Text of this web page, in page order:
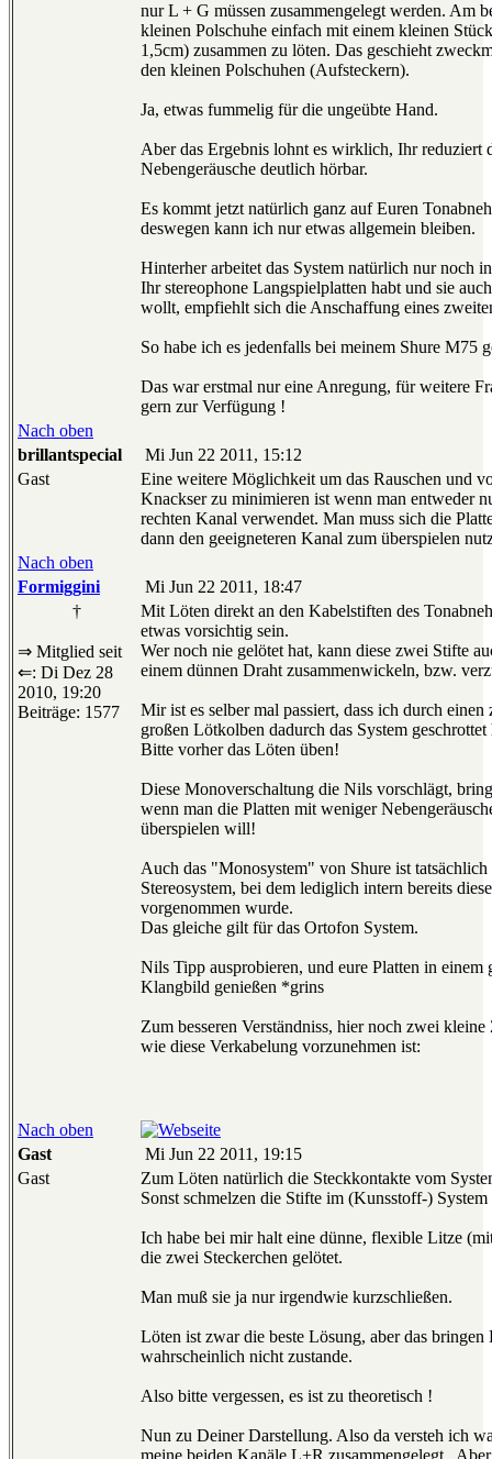
nur L + G müssen zusammengelegt werden. Am
kleinen Polschuhe einfach mit einem kleinen
1,5cm) zusammen zu löten. Das geschieht
den kleinen Polschuhen (Aufsteckern).
Ja, etwas fummelig für die ungeübte Hand.
Aber das Ergebnis lohnt es wirklich, Ihr reduziert
Nebengeräusche deutlich hörbar.
Es kommt jetzt natürlich ganz auf Euren
deswegen kann ich nur etwas allgemein bleiben.
Hinterher arbeitet das System natürlich nur noch
Ihr stereophone Langspielplatten habt und sie
wollt, empfiehlt sich die Anschaffung eines
So habe ich es jedenfalls bei meinem Shure M75
Das war erstmal nur eine Anregung, für weitere
gern zur Verfügung !
Nach oben
brillantspecial
Mi Jun 22 2011, 15:12
Gast
Eine weitere Möglichkeit um das Rauschen und
Knackser zu minimieren ist wenn man entweder
rechten Kanal verwendet. Man muss sich die
dann den geeigneteren Kanal zum überspielen
Nach oben
Formiggini
Mi Jun 22 2011, 18:47
†
⇒ Mitglied seit
⇐: Di Dez 28
2010, 19:20
Beiträge: 1577
Mit Löten direkt an den Kabelstiften des
etwas vorsichtig sein.
Wer noch nie gelötet hat, kann diese zwei Stifte
einem dünnen Draht zusammenwickeln, bzw.
Mir ist es selber mal passiert, dass ich durch einen
großen Lötkolben dadurch das System geschrottet
Bitte vorher das Löten üben!
Diese Monoverschaltung die Nils vorschlägt,
wenn man die Platten mit weniger
überspielen will!
Auch das "Monosystem" von Shure ist tatsächlich
Stereosystem, bei dem lediglich intern bereits
vorgenommen wurde.
Das gleiche gilt für das Ortofon System.
Nils Tipp ausprobieren, und eure Platten in einem
Klangbild genießen *grins
Zum besseren Verständniss, hier noch zwei
wie diese Verkabelung vorzunehmen ist:
Nach oben
Gast
Mi Jun 22 2011, 19:15
Gast
Zum Löten natürlich die Steckkontakte vom
Sonst schmelzen die Stifte im (Kunsstoff-)
Ich habe bei mir halt eine dünne, flexible Litze
die zwei Steckerchen gelötet.
Man muß sie ja nur irgendwie kurzschließen.
Löten ist zwar die beste Lösung, aber das bringen
wahrscheinlich nicht zustande.
Also bitte vergessen, es ist zu theoretisch !
Nun zu Deiner Darstellung. Also da versteh ich